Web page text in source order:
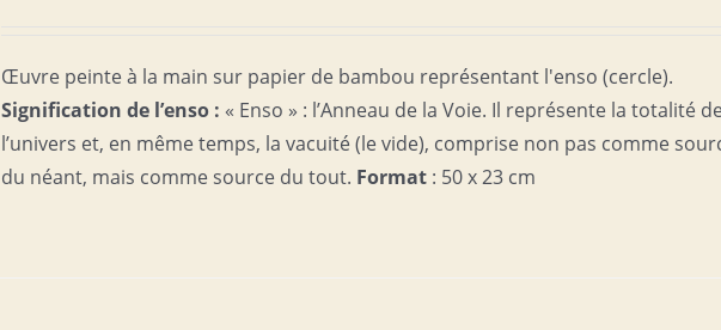
Œuvre peinte à la main sur papier de bambou représentant l'enso (cercle).
Signification de l’enso : « Enso » : l’Anneau de la Voie. Il représente la totalité
l’univers et, en même temps, la vacuité (le vide), comprise non pas comme
du néant, mais comme source du tout. Format : 50 x 23 cm